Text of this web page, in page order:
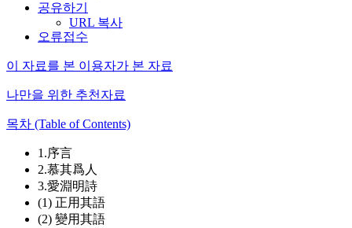
공유하기
URL 복사
오류접수
이 자료를 본 이용자가 본 자료
나만을 위한 추천자료
목차 (Table of Contents)
1.序言
2.慕其爲人
3.愛淵明詩
(1) 正用其語
(2) 變用其語